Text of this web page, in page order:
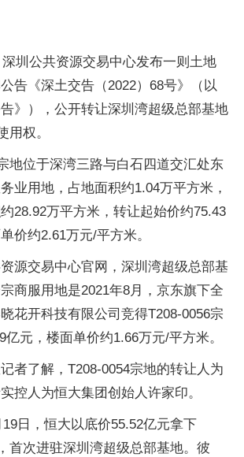
深圳公共资源交易中心发布一则土地
告《深土交告（2022）68号》（以
》），公开转让深圳湾超级总部基地
用权。
地位于深湾三路与白石四道交汇处东
业用地，占地面积约1.04万平方米，
28.92万平方米，转让起始价约75.43
价约2.61万元/平方米。
源交易中心官网，深圳湾超级总部基
商服用地是2021年8月，京东旗下全
花开科技有限公司竞得T208-0056宗
元，楼面单价约1.66万元/平方米。
者了解，T208-0054宗地的转让人为
控人为恒大集团创始人许家印。
19日，恒大以底价55.52亿元拿下
首次进驻深圳湾超级总部基地。彼